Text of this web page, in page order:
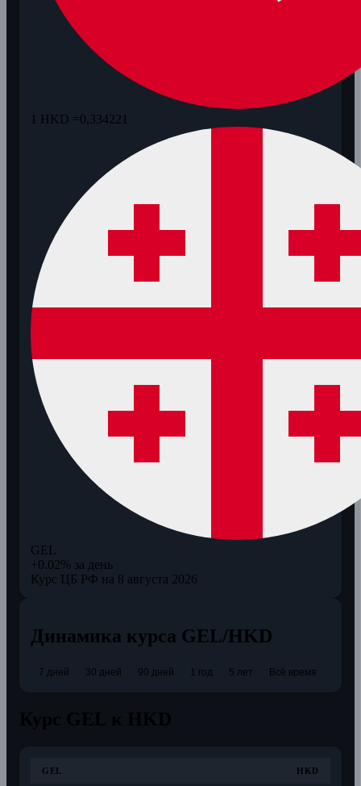
1 HKD =0,334221
GEL
+0.02% за день
Курс ЦБ РФ на 8 августа 2026
Динамика курса GEL/HKD
7 дней 30 дней 90 дней 1 год 5 лет Всё время
GEL HKD